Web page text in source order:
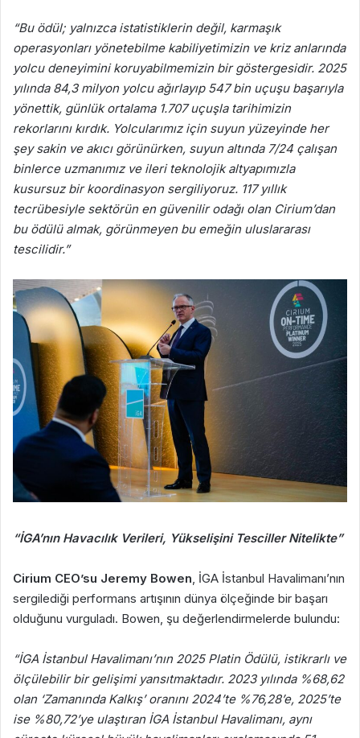
“Bu ödül; yalnızca istatistiklerin değil, karmaşık
operasyonları yönetebilme kabiliyetimizin ve kriz anlarında
yolcu deneyimini koruyabilmemizin bir göstergesidir. 2025
yılında 84,3 milyon yolcu ağırlayıp 547 bin uçuşu başarıyla
yönettik, günlük ortalama 1.707 uçuşla tarihimizin
rekorlarını kırdık. Yolcularımız için suyun yüzeyinde her
şey sakin ve akıcı görünürken, suyun altında 7/24 çalışan
binlerce uzmanımız ve ileri teknolojik altyapımızla
kusursuz bir koordinasyon sergiliyoruz. 117 yıllık
tecrübesiyle sektörün en güvenilir odağı olan Cirium’dan
bu ödülü almak, görünmeyen bu emeğin uluslararası
tescilidir.”
“İGA’nın Havacılık Verileri, Yükselişini Tesciller Nitelikte”
Cirium CEO’su Jeremy Bowen, İGA İstanbul Havalimanı’nın
sergilediği performans artışının dünya ölçeğinde bir başarı
olduğunu vurguladı. Bowen, şu değerlendirmelerde bulundu:
“İGA İstanbul Havalimanı’nın 2025 Platin Ödülü, istikrarlı ve
ölçülebilir bir gelişimi yansıtmaktadır. 2023 yılında %68,62
olan ‘Zamanında Kalkış’ oranını 2024’te %76,28’e, 2025’te
ise %80,72’ye ulaştıran İGA İstanbul Havalimanı, aynı